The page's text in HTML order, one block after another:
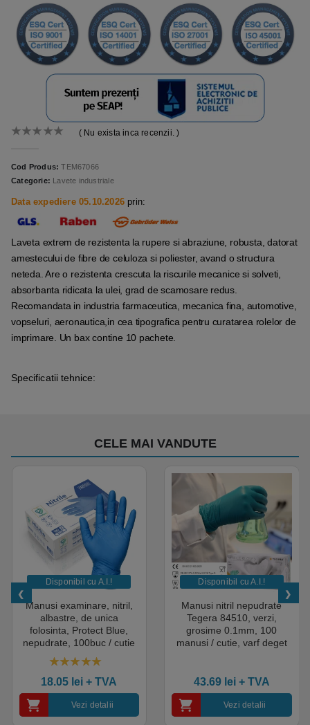
( Nu exista inca recenzii. )
Cod Produs:TEM67066
Categorie: Lavete industriale
Data expediere 05.10.2026 prin:
Laveta extrem de rezistenta la rupere si abraziune, robusta, datorat
amestecului de fibre de celuloza si poliester, avand o structura
neteda. Are o rezistenta crescuta la riscurile mecanice si solveti,
absorbanta ridicata la ulei, grad de scamosare redus.
Recomandata in industria farmaceutica, mecanica fina, automotive,
vopseluri, aeronautica,in cea tipografica pentru curatarea rolelor de
imprimare. Un bax contine 10 pachete.
Specificatii tehnice:
CELE MAI VANDUTE
Disponibil cu A.I.​!
Manusi examinare, nitril,
albastre, de unica
folosinta, Protect Blue,
nepudrate, 100buc / cutie
pentru medical, HoReCa,
saloane si domeniul
industrial, calitate premium
18.05 lei + TVA
Vezi detalii
Disponibil cu A.I.​!
Manusi nitril nepudrate
Tegera 84510, verzi,
grosime 0.1mm, 100
manusi / cutie, varf deget
43.69 lei+ TVA
Vezi detalii